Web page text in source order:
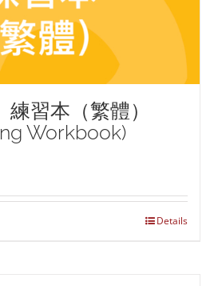
練習本（繁體）
Workbook)
Details